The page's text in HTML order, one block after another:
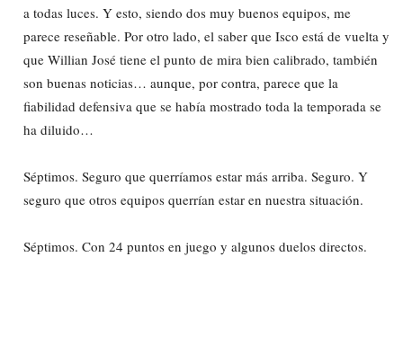
a todas luces. Y esto, siendo dos muy buenos equipos, me
parece reseñable. Por otro lado, el saber que Isco está de vuelta y
que Willian José tiene el punto de mira bien calibrado, también
son buenas noticias… aunque, por contra, parece que la
fiabilidad defensiva que se había mostrado toda la temporada se
ha diluido…
Séptimos. Seguro que querríamos estar más arriba. Seguro. Y
seguro que otros equipos querrían estar en nuestra situación.
Séptimos. Con 24 puntos en juego y algunos duelos directos.